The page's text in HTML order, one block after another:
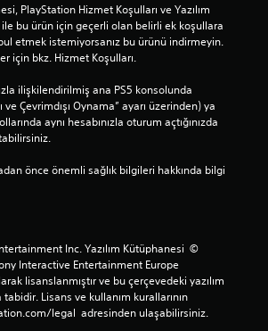
PlayStation Hizmet Koşulları ve Yazılım
ile bu ürün için geçerli olan belirli ek koşullara
etmek istemiyorsanız bu ürünü indirmeyin.
için bkz. Hizmet Koşulları.
ilişkilendirilmiş ana PS5 konsolunda
ve Çevrimdışı Oynama” ayarı üzerinden) ya
aynı hesabınızla oturum açtığınızda
önce önemli sağlık bilgileri hakkında bilgi
Inc. Yazılım Kütüphanesi  ©
Interactive Entertainment Europe
lisanslanmıştır ve bu çerçevedeki yazılım
tabidir. Lisans ve kullanım kurallarının
legal  adresinden ulaşabilirsiniz.